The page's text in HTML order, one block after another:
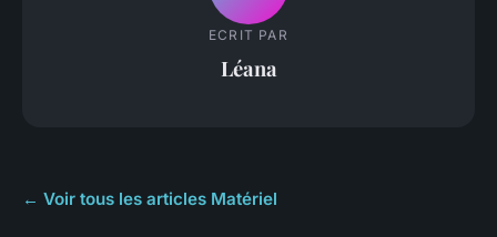
ECRIT PAR
Léana
← Voir tous les articles Matériel